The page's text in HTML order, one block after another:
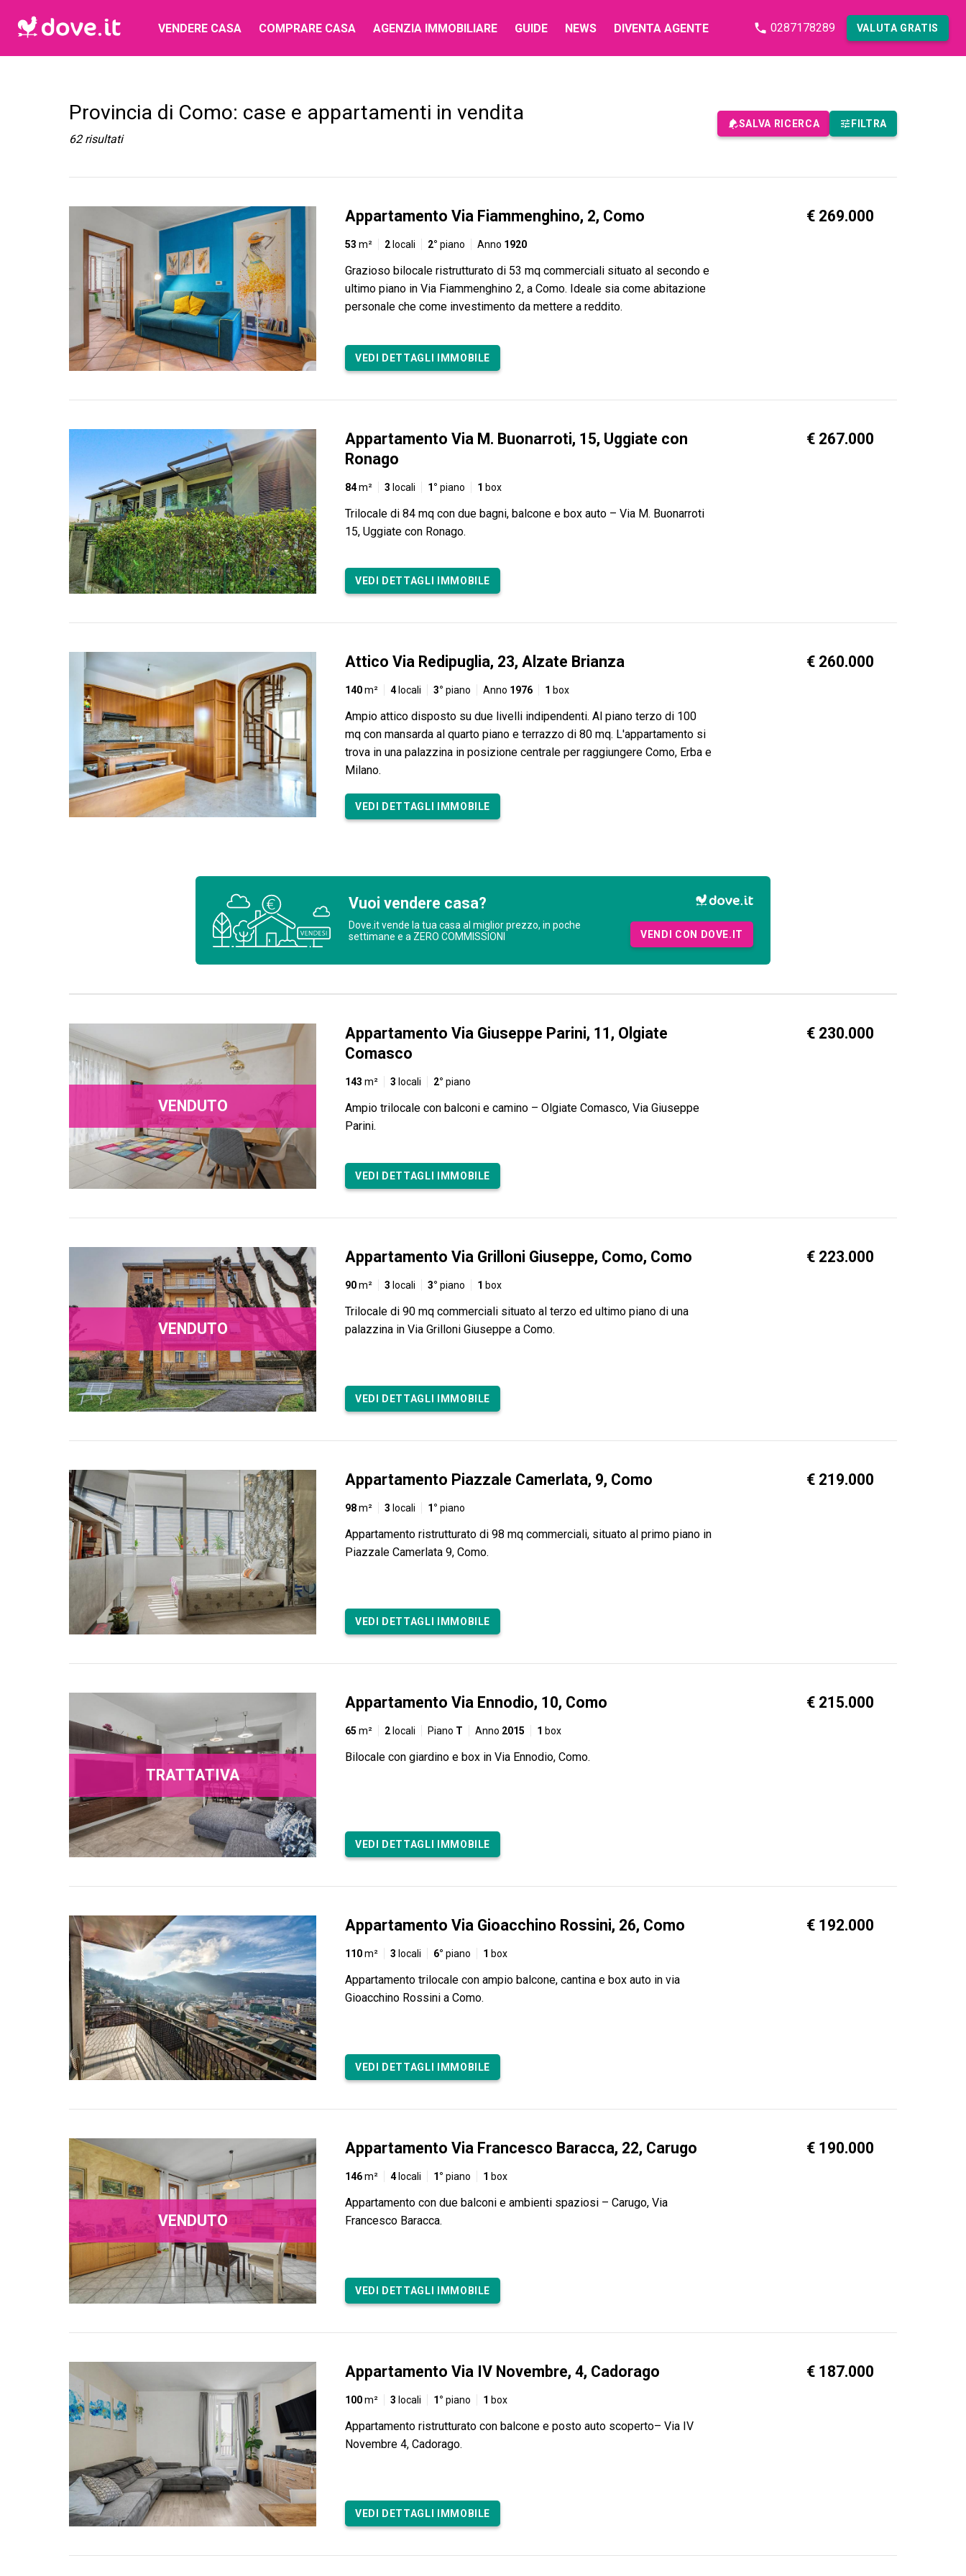
VENDERE CASA COMPRARE CASA AGENZIA IMMOBILIARE GUIDE NEWS DIVENTA AGENTE 0287178289 VALUTA GRATIS
Provincia di Como: case e appartamenti in vendita
62 risultati
SALVA RICERCA FILTRA
Appartamento Via Fiammenghino, 2, Como
53 m² 2 locali 2° piano Anno 1920
€ 269.000
Grazioso bilocale ristrutturato di 53 mq commerciali situato al secondo e
ultimo piano in Via Fiammenghino 2, a Como. Ideale sia come abitazione
personale che come investimento da mettere a reddito.
VEDI DETTAGLI IMMOBILE
Appartamento Via M. Buonarroti, 15, Uggiate con
Ronago
84m² 3 locali 1° piano 1 box
€ 267.000
Trilocale di 84 mq con due bagni, balcone e box auto – Via M. Buonarroti
15, Uggiate con Ronago.
VEDI DETTAGLI IMMOBILE
Attico Via Redipuglia, 23, Alzate Brianza
140m² 4locali 3° piano Anno 1976 1 box
€ 260.000
Ampio attico disposto su due livelli indipendenti. Al piano terzo di 100
mq con mansarda al quarto piano e terrazzo di 80 mq. L'appartamento si
trova in una palazzina in posizione centrale per raggiungere Como, Erba e
Milano.
VEDI DETTAGLI IMMOBILE
Vuoi vendere casa?
Dove.it vende la tua casa al miglior prezzo, in poche
settimane e a ZERO COMMISSIONI
VENDI CON DOVE.IT
Appartamento Via Giuseppe Parini, 11, Olgiate
Comasco
143 m² 3 locali 2° piano
€ 230.000
Ampio trilocale con balconi e camino – Olgiate Comasco, Via Giuseppe
Parini.
VEDI DETTAGLI IMMOBILE
VENDUTO
Appartamento Via Grilloni Giuseppe, Como, Como
90m² 3 locali 3° piano 1 box
€ 223.000
Trilocale di 90 mq commerciali situato al terzo ed ultimo piano di una
palazzina in Via Grilloni Giuseppe a Como.
VEDI DETTAGLI IMMOBILE
VENDUTO
Appartamento Piazzale Camerlata, 9, Como
98m² 3 locali 1° piano
€ 219.000
Appartamento ristrutturato di 98 mq commerciali, situato al primo piano in
Piazzale Camerlata 9, Como.
VEDI DETTAGLI IMMOBILE
Appartamento Via Ennodio, 10, Como
65 m² 2 locali Piano T Anno 2015 1 box
€ 215.000
Bilocale con giardino e box in Via Ennodio, Como.
VEDI DETTAGLI IMMOBILE
TRATTATIVA
Appartamento Via Gioacchino Rossini, 26, Como
110m² 3 locali 6° piano 1 box
€ 192.000
Appartamento trilocale con ampio balcone, cantina e box auto in via
Gioacchino Rossini a Como.
VEDI DETTAGLI IMMOBILE
Appartamento Via Francesco Baracca, 22, Carugo
146m² 4locali 1° piano 1 box
€ 190.000
Appartamento con due balconi e ambienti spaziosi – Carugo, Via
Francesco Baracca.
VEDI DETTAGLI IMMOBILE
VENDUTO
Appartamento Via IV Novembre, 4, Cadorago
100m² 3 locali 1° piano 1 box
€ 187.000
Appartamento ristrutturato con balcone e posto auto scoperto– Via IV
Novembre 4, Cadorago.
VEDI DETTAGLI IMMOBILE